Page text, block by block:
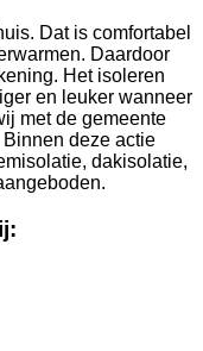
Dat is comfortabel
Daardoor
Het isoleren
en leuker wanneer
met de gemeente
deze actie
dakisolatie,